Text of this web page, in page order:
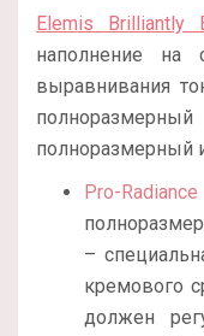
Elemis Brilliantly
наполнение
выравнивания
полноразмерный
Pro-
–
кремового
должен